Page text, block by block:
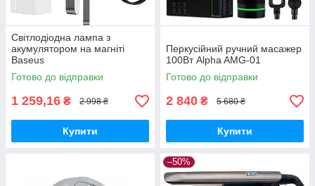
Світлодіодна лампа з
акумулятором на магніті
Baseus
Готово до відправки
1 259,16 ₴ 2 998 ₴
Купити
Перкусійний ручний масажер
100Вт Alpha AMG-01
Готово до відправки
2 840 ₴ 5 680 ₴
Купити
–50%